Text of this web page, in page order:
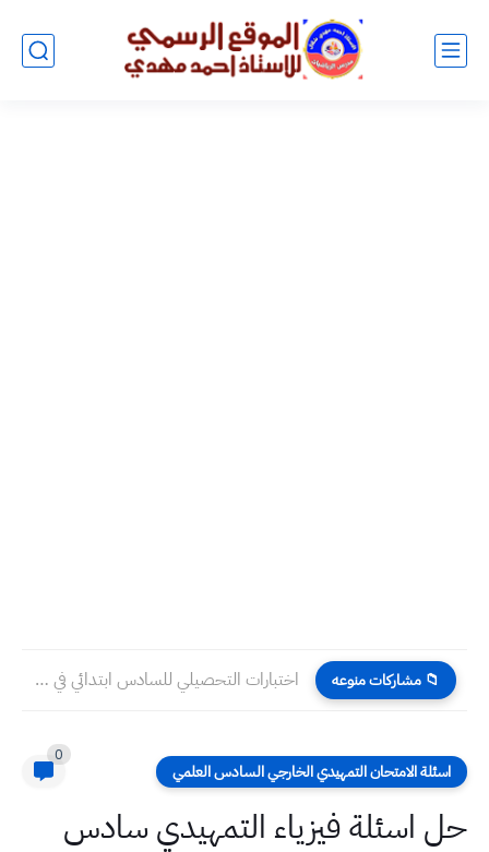
📁 مشاركات منوعه اختبارات التحصيلي للسادس ابتدائي في الرياضيات 2025 للمتميزين والمتفوقين
اسئلة الامتحان التمهيدي الخارجي السادس العلمي
0
حل اسئلة فيزياء التمهيدي سادس